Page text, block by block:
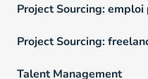
Project Sourcing:
Project Sourcing:
Talent Management